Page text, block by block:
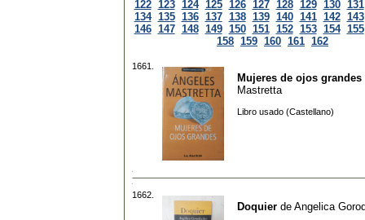
122 123 124 125 126 127 128 129 130 131
134 135 136 137 138 139 140 141 142 143
146 147 148 149 150 151 152 153 154 155
158 159 160 161 162
1661.
Mujeres de ojos grandes
Mastretta
Libro usado (Castellano)
1662.
Doquier de Angelica